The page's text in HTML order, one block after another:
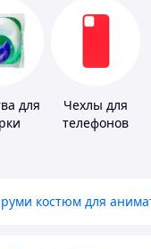
для
Чехлы для
телефонов
костюм для